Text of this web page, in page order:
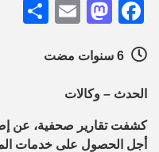
Facebook
Email
الحدث – وكالات
كشفت تقارير صحفية، عن
أجل الحصول على خدمات